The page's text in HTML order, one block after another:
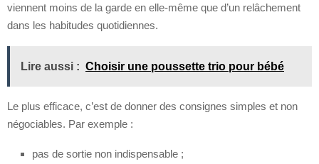
viennent moins de la garde en elle-même que d’un relâchement
dans les habitudes quotidiennes.
Lire aussi : Choisir une poussette trio pour bébé
Le plus efficace, c’est de donner des consignes simples et non
négociables. Par exemple :
pas de sortie non indispensable ;